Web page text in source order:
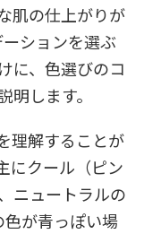
肌の仕上がりが
ションを選ぶ
に、色選びのコ
します。
理解することが
にクール（ピン
ニュートラルの
が青っぽい場